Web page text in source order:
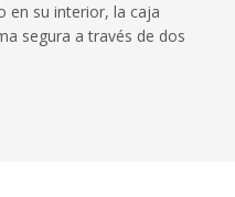
en su interior, la caja
segura a través de dos